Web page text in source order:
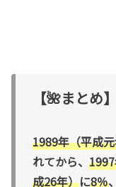
【🌺まとめ】
1989年（平成
れてから、
成26年）に8％